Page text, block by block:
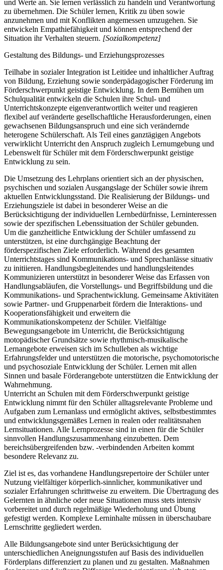
und Werte an. Sie lernen verlässlich zu handeln und Verantwortung
zu übernehmen. Die Schüler lernen, Kritik zu üben sowie
anzunehmen und mit Konflikten angemessen umzugehen. Sie
entwickeln Empathiefähigkeit und können entsprechend der
Situation ihr Verhalten steuern. [Sozialkompetenz]
Gestaltung des Bildungs- und Erziehungsprozesses
Teilhabe in sozialer Integration ist Leitidee und inhaltlicher Auftrag
von Bildung, Erziehung sowie sonderpädagogischer Förderung im
Förderschwerpunkt geistige Entwicklung. In dem Bemühen um
Schulqualität entwickeln die Schulen ihre Schul- und
Unterrichtskonzepte eigenverantwortlich weiter und reagieren
flexibel auf veränderte gesellschaftliche Herausforderungen, einen
gewachsenen Bildungsanspruch und eine sich verändernde
heterogene Schülerschaft. Als Teil eines ganztägigen Angebots
verwirklicht Unterricht den Anspruch zugleich Lernumgebung und
Lebenswelt für Schüler mit dem Förderschwerpunkt geistige
Entwicklung zu sein.
Die Umsetzung des Lehrplans orientiert sich an der physischen,
psychischen und sozialen Ausgangslage der Schüler sowie ihrem
aktuellen Entwicklungsstand. Die Realisierung der Bildungs- und
Erziehungsziele ist dabei in besonderer Weise an die
Berücksichtigung der individuellen Lernbedürfnisse, Lerninteressen
sowie der spezifischen Lebenssituation der Schüler gebunden.
Um die ganzheitliche Entwicklung der Schüler umfassend zu
unterstützen, ist eine durchgängige Beachtung der
förderspezifischen Ziele erforderlich. Während des gesamten
Unterrichtstages sind Kommunikations- und Sprechanlässe situativ
zu initiieren. Handlungsbegleitendes und handlungsleitendes
Kommunizieren unterstützt in besonderer Weise das Erfassen von
Handlungsabläufen, die Vorstellungs- und Begriffsbildung und die
Kommunikations- und Sprachentwicklung. Gemeinsame Aktivitäten
sowie Partner- und Gruppenarbeit fördern die Interaktions- und
Kooperationsfähigkeit und erweitern die
Kommunikationskompetenz der Schüler. Vielfältige
Bewegungsangebote im Unterricht, die Berücksichtigung
motopädischer Grundsätze sowie rhythmisch-musikalische
Lernangebote erweisen sich im Schulleben als wichtige
Erfahrungsfelder und unterstützen die motorische, psychomotorische
und psychosoziale Entwicklung der Schüler. Lernen mit allen
Sinnen und basale Förderangebote unterstützen die Entwicklung der
Wahrnehmung.
Unterricht an Schulen mit dem Förderschwerpunkt geistige
Entwicklung nimmt für den Schüler alltagsrelevante Probleme und
Aufgaben zum Lernanlass und ermöglicht aktives, selbstbestimmtes
und entwicklungsgemäßes Lernen in realen oder realitätsnahen
Lernsituationen. Alle Lernprozesse sind in einen für die Schüler
sinnvollen Handlungszusammenhang einzubetten. Dem
bereichsübergreifenden bzw. -verbindenden Arbeiten kommt
besondere Relevanz zu.
Ziel ist es, das vorhandene Handlungsrepertoire der Schüler unter
Nutzung vielfältiger körperlich-sinnlicher, kommunikativer und
sozialer Erfahrungen schrittweise zu erweitern. Die Übertragung des
Gelernten in ähnliche oder neue Situationen muss stets intensiv
vorbereitet und durch regelmäßige Wiederholung und Übung
gefestigt werden. Komplexe Lerninhalte müssen in überschaubare
Lernschritte gegliedert werden.
Alle Bildungsangebote sind unter Berücksichtigung der
unterschiedlichen Aneignungsstufen auf Basis des individuellen
Förderplans differenziert zu planen und zu gestalten. Maßnahmen